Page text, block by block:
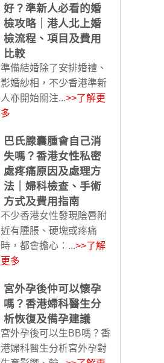
好？準新人必看的婚
檢攻略｜港人北上婚
檢流程、項目及費用
比較
準備結婚除了安排婚禮、
影婚紗相，不少香港準新
人亦開始關注...>>了解更
多
巴氏腺囊腫會自己消
失嗎？香港女性私密
處疼痛原因及處理方
法｜婦科檢查、手術
方式及費用指南
不少香港女性發現陰唇附
近有腫脹、硬塊或疼痛
時，都會擔心：...>>了解
更多
宮外孕後仲可以懷孕
嗎？香港婦科醫生分
析恢復及備孕建議
宮外孕後可以生BB嗎？香
港婦科醫生分析宮外孕對